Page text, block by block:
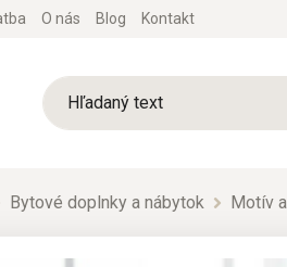
O nás Blog Kontakt
Bytové doplnky a nábytok Motív